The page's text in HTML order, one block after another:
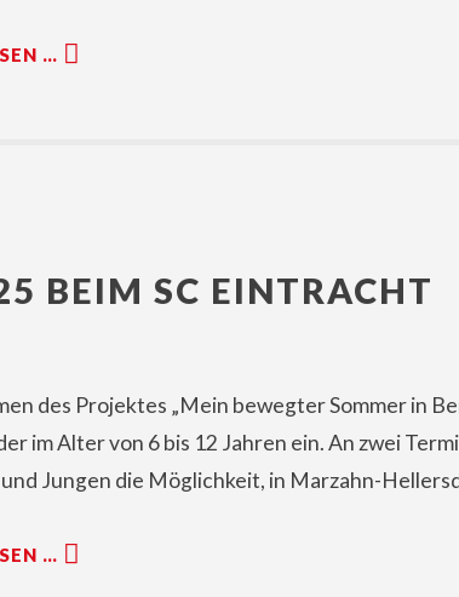
…
BEIM SC EINTRACHT
des Projektes „Mein bewegter Sommer in
im Alter von 6 bis 12 Jahren ein. An zwei
Jungen die Möglichkeit, in Marzahn-
…